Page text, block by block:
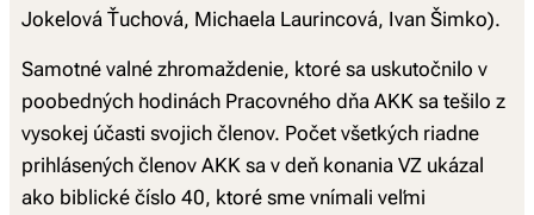
Jokelová Ťuchová, Michaela Laurincová, Ivan Šimko).
Samotné valné zhromaždenie, ktoré sa uskutočnilo v
poobedných hodinách Pracovného dňa AKK sa tešilo z
vysokej účasti svojich členov. Počet všetkých riadne
prihlásených členov AKK sa v deň konania VZ ukázal
ako biblické číslo 40, ktoré sme vnímali veľmi